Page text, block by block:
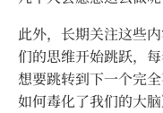
此外，长期关注这些
们的思维开始跳跃，
想要跳转到下一个完
如何毒化了我们的大脑